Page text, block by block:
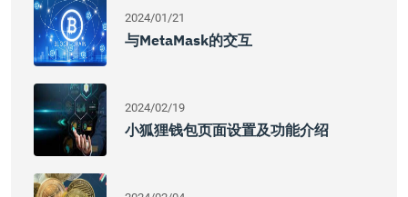
2024/01/21
与MetaMask的交互
2024/02/19
小狐狸钱包页面设置及功能介绍